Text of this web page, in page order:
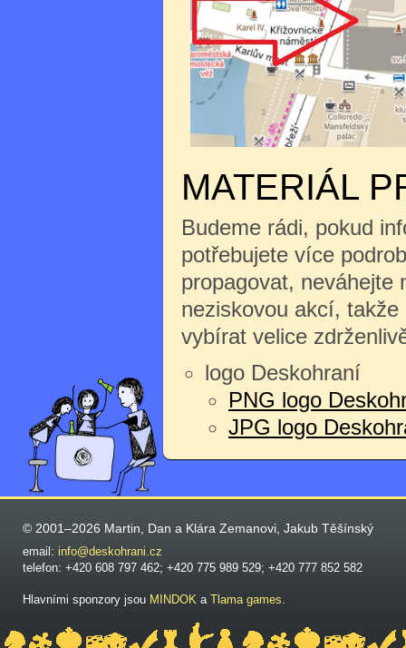
MATERIÁL
Budeme rádi, pokud
potřebujete více
propagovat, neváhejte
neziskovou akcí,
vybírat velice
logo Deskohraní
PNG logo
JPG logo
© 2001–2026 Martin, Dan a Klára Zemanovi, Jakub Těšínský
email: info@deskohrani.cz
telefon: +420 608 797 462; +420 775 989 529; +420 777 852 582
Hlavními sponzory jsou MINDOK a Tlama games